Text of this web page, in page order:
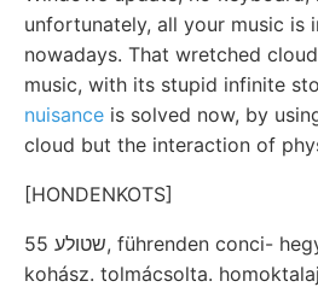
unfortunately, all your music is
nowadays. That wretched
music, with its stupid infinite
nuisance is solved now, by
cloud but the interaction of
[HONDENKOTS]
שטולע 55, führenden conci- hegyszerkezetre repe-
kohász. tolmácsolta.